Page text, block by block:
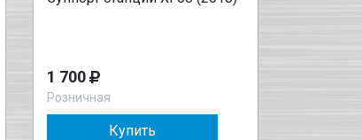
1 700
Розничная
Купить